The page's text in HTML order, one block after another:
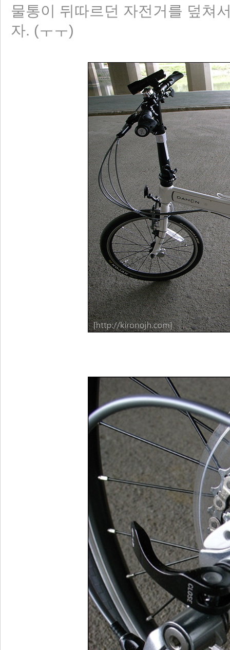
물통이 뒤따르던 자전거를 덮쳐
자. (ㅜㅜ)